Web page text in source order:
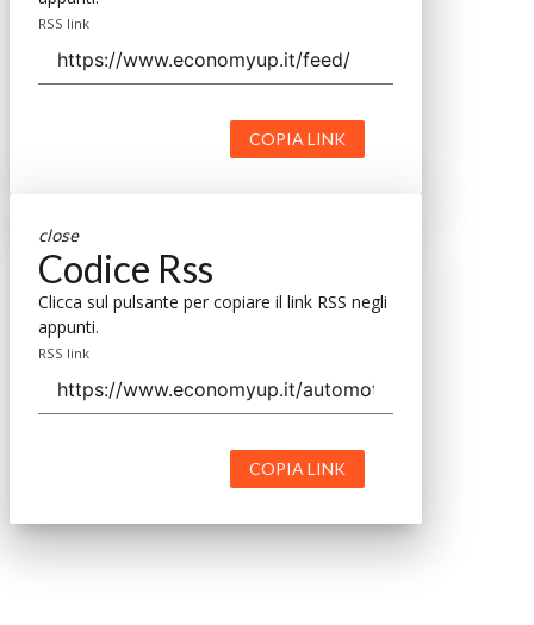
RSS link
COPIA LINK
close
Codice Rss
Clicca sul pulsante per copiare il link RSS negli
appunti.
RSS link
COPIA LINK